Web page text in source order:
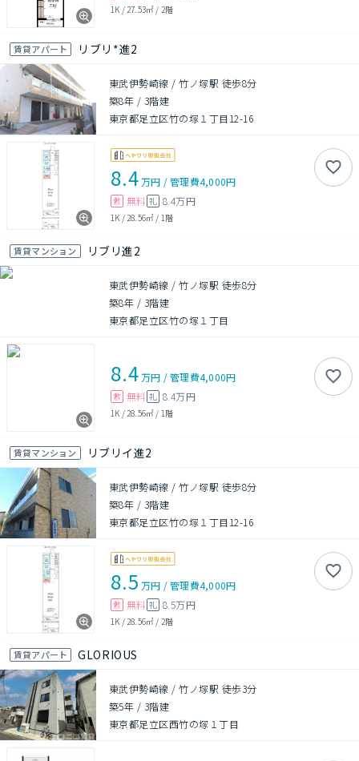
1K / 27.53㎡ / 2階
賃貸アパート リブリ*進2
東武伊勢崎線 / 竹ノ塚駅 徒歩8分
築8年 / 3階建
東京都足立区竹の塚１丁目12-16
8.4万円 /管理費4,000円
敷 無料 礼 8.4万円
1K /28.56㎡ / 1階
賃貸マンション リブリ進2
東武伊勢崎線 / 竹ノ塚駅 徒歩8分
築8年 / 3階建
東京都足立区竹の塚１丁目
8.4万円 /管理費4,000円
敷 無料 礼 8.4万円
1K / 28.56㎡ / 1階
賃貸マンション リブリイ進2
東武伊勢崎線 / 竹ノ塚駅 徒歩8分
築8年 / 3階建
東京都足立区竹の塚１丁目12-16
8.5 万円 /管理費4,000円
敷 無料 礼 8.5万円
1K /28.56㎡ / 2階
賃貸アパート GLORIOUS
東武伊勢崎線 / 竹ノ塚駅 徒歩3分
築5年 / 3階建
東京都足立区西竹の塚１丁目